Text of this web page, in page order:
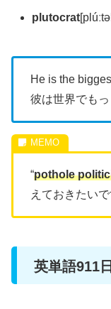
plutocrat
He is the
彼は世界でも
“pothole
えておきたいで
英単語911